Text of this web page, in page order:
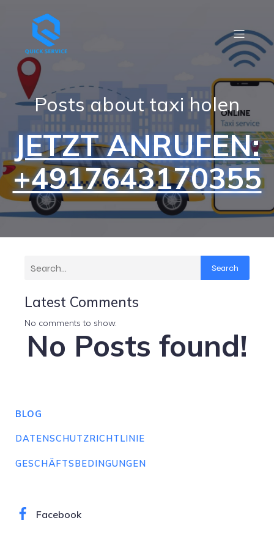
Posts about taxi holen
JETZT ANRUFEN:
+4917643170355
Search
Latest Comments
No comments to show.
No Posts found!
BLOG
DATENSCHUTZRICHTLINIE
GESCHÄFTSBEDINGUNGEN
Facebook